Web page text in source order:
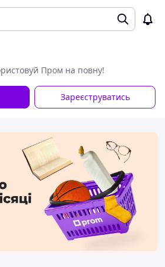
Пром на повну!
Зареєструватись